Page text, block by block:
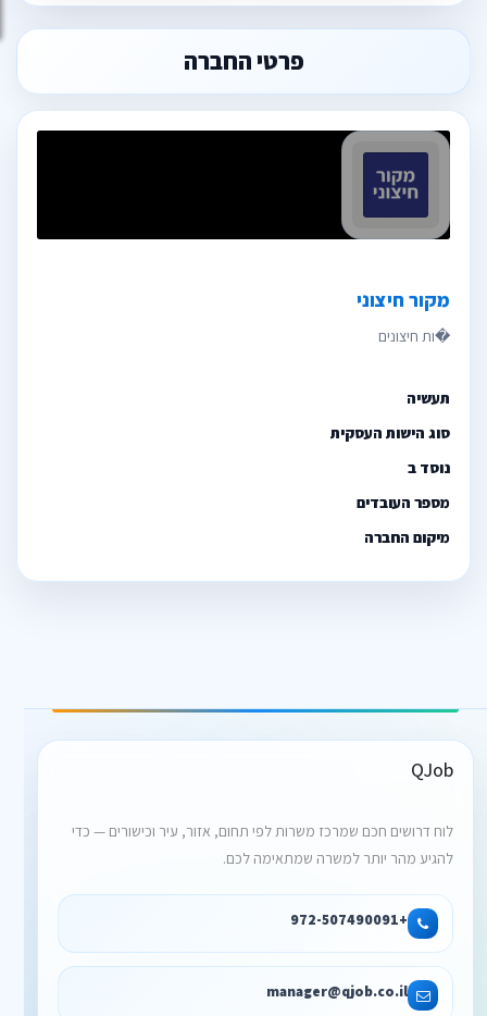
פרטי החברה
מקור חיצוני
תעשיה
סוג הישות העסקית
נוסד ב
מספר העובדים
מיקום החברה
QJob
לוח דרושים חכם שמרכז משרות לפי תחום, אזור, עיר וכישורים — כדי
להגיע מהר יותר למשרה שמתאימה לכם.
+972-507490091
manager@qjob.co.il